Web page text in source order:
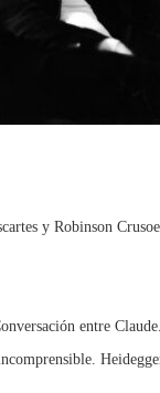
y Robinson
entre